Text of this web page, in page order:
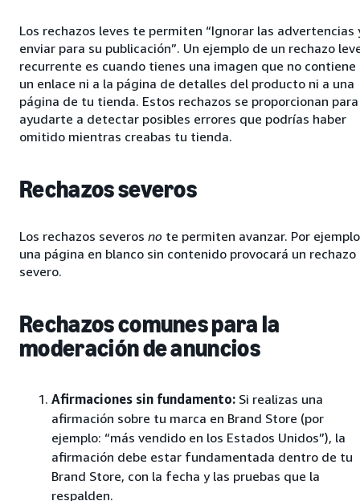
Los rechazos leves te permiten “Ignorar las advertencias
enviar para su publicación”. Un ejemplo de un rechazo
recurrente es cuando tienes una imagen que no contiene
un enlace ni a la página de detalles del producto ni a una
página de tu tienda. Estos rechazos se proporcionan para
ayudarte a detectar posibles errores que podrías haber
omitido mientras creabas tu tienda.
Rechazos severos
Los rechazos severos no te permiten avanzar. Por
una página en blanco sin contenido provocará un rechazo
severo.
Rechazos comunes para la
moderación de anuncios
Afirmaciones sin fundamento: Si realizas una
afirmación sobre tu marca en Brand Store (por
ejemplo: “más vendido en los Estados Unidos”), la
afirmación debe estar fundamentada dentro de tu
Brand Store, con la fecha y las pruebas que la
respalden.